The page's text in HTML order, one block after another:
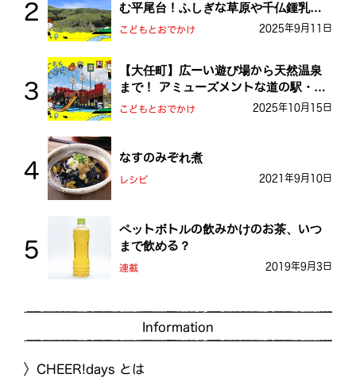
む平尾台！ふしぎな草原や千仏鍾乳洞
を探検しよう！
こどもとおでかけ 2025年9月11日
【大任町】広ーい遊び場から天然温泉
まで！ アミューズメントな道の駅・お
おとう桜街道
こどもとおでかけ 2025年10月15日
なすのみぞれ煮
レシピ 2021年9月10日
ペットボトルの飲みかけのお茶、いつ
まで飲める？
連載 2019年9月3日
Information
CHEER!days とは